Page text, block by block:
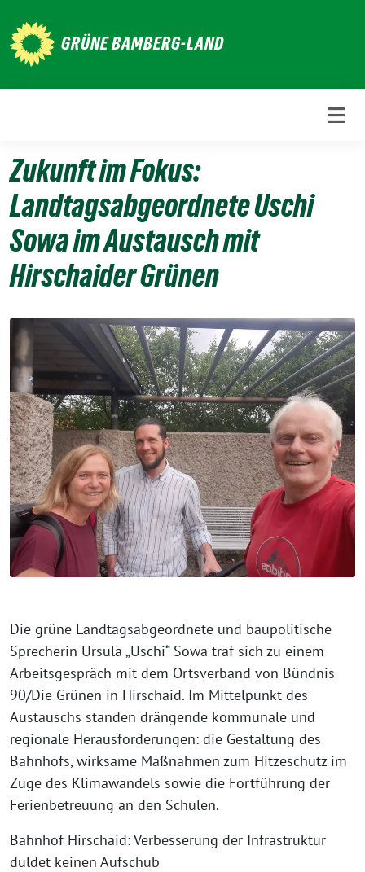
zum
Inhalt
GRÜNE BAMBERG-LAND
Zukunft im Fokus:
Landtagsabgeordnete Uschi
Sowa im Austausch mit
Hirschaider Grünen
Juli
2026
Die grüne Landtagsabgeordnete und baupolitische
Sprecherin Ursula „Uschi“ Sowa traf sich zu einem
Arbeitsgespräch mit dem Ortsverband von Bündnis
90/Die Grünen in Hirschaid. Im Mittelpunkt des
Austauschs standen drängende kommunale und
regionale Herausforderungen: die Gestaltung des
Bahnhofs, wirksame Maßnahmen zum Hitzeschutz im
Zuge des Klimawandels sowie die Fortführung der
Ferienbetreuung an den Schulen.
Bahnhof Hirschaid: Verbesserung der Infrastruktur
duldet keinen Aufschub